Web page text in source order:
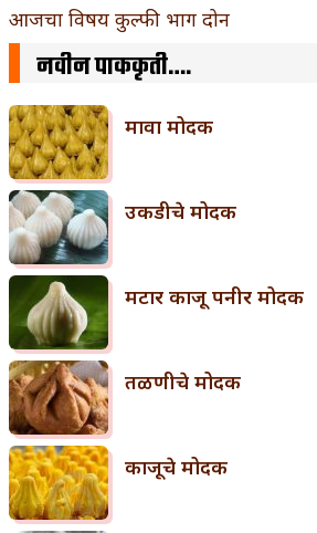
आजचा विषय कुल्फी भाग दोन
नवीन पाककृती….
मावा मोदक
उकडीचे मोदक
मटार काजू पनीर मोदक
तळणीचे मोदक
काजूचे मोदक